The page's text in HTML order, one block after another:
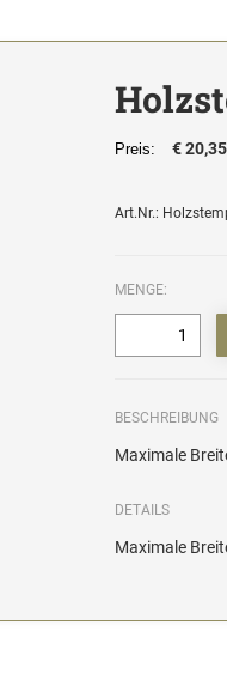
Preis: €
Art.Nr.:
MENGE:
BESCHREIBUNG
Maximale
DETAILS
Maximale